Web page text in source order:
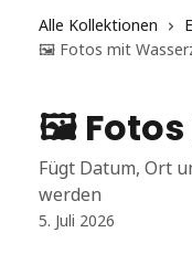
Alle Kollektionen
🖼️ Fotos mit
🖼️ Fotos
Fügt Datum, Ort
werden
5. Juli 2026